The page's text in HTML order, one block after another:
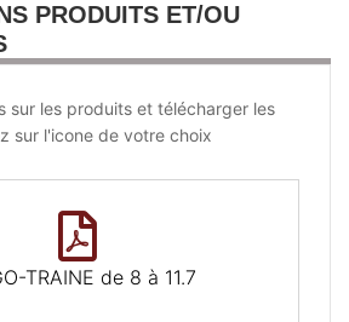
PRODUITS ET/OU
sur les produits et télécharger les
sur l'icone de votre choix
TRAINE de 8 à 11.7